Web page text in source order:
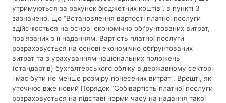
утримуються за рахунок бюджетних коштів”, в пункті 3
зазначено, що “Встановлення вартості платної послуги
здійснюється на основі економічно обґрунтованих витрат,
пов’язаних з її наданням. Вартість платної послуги
розраховується на основі економічно обґрунтованих
витрат та з урахуванням національних положень
(стандартів) бухгалтерського обліку в державному секторі
і має бути не менше розміру понесених витрат”. Врешті, як
уточнює вже новий Порядок “Собівартість платної послуги
розраховується на підставі норми часу на надання такої